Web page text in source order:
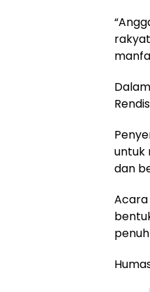
untuk
dan